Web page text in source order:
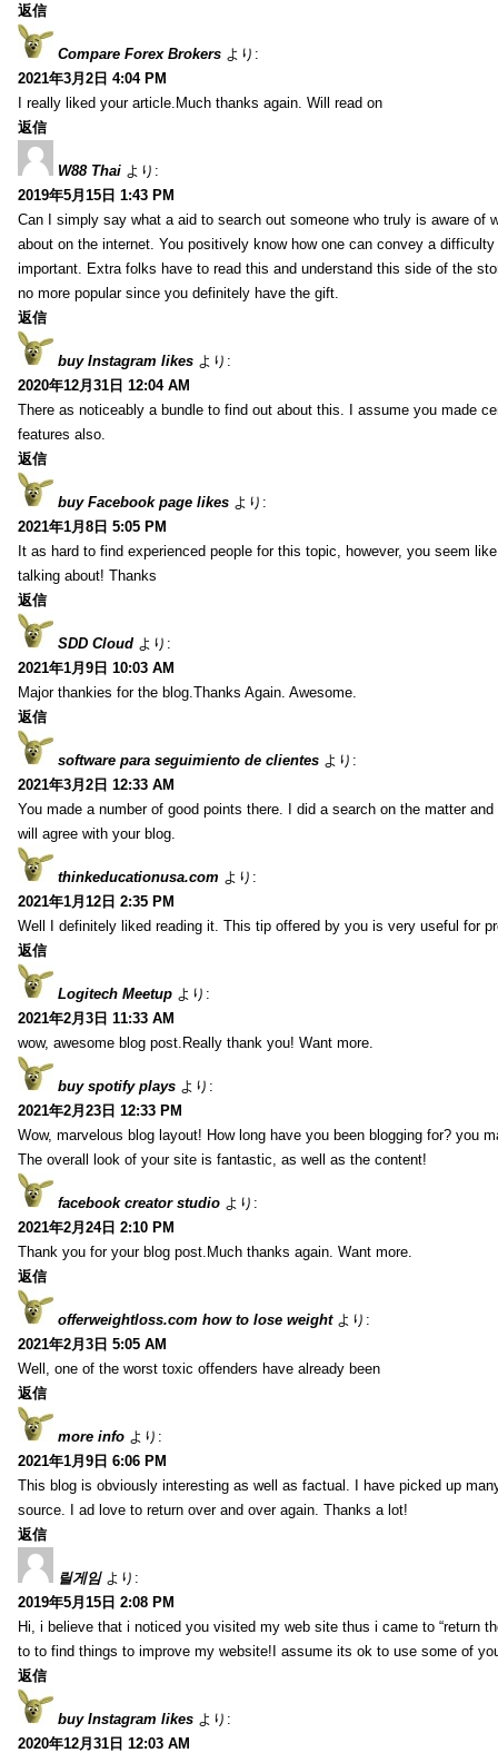
返信
Compare Forex Brokers より:
2021年3月2日 4:04 PM
I really liked your article.Much thanks again. Will read on
返信
W88 Thai より:
2019年5月15日 1:43 PM
Can I simply say what a aid to search out someone who truly is aware of
about on the internet. You positively know how one can convey a
important. Extra folks have to read this and understand this side of the
no more popular since you definitely have the gift.
返信
buy Instagram likes より:
2020年12月31日 12:04 AM
There as noticeably a bundle to find out about this. I assume you made
features also.
返信
buy Facebook page likes より:
2021年1月8日 5:05 PM
It as hard to find experienced people for this topic, however, you seem
talking about! Thanks
返信
SDD Cloud より:
2021年1月9日 10:03 AM
Major thankies for the blog.Thanks Again. Awesome.
返信
software para seguimiento de clientes より:
2021年3月2日 12:33 AM
You made a number of good points there. I did a search on the matter
will agree with your blog.
thinkeducationusa.com より:
2021年1月12日 2:35 PM
Well I definitely liked reading it. This tip offered by you is very useful for
返信
Logitech Meetup より:
2021年2月3日 11:33 AM
wow, awesome blog post.Really thank you! Want more.
buy spotify plays より:
2021年2月23日 12:33 PM
Wow, marvelous blog layout! How long have you been blogging for? you
The overall look of your site is fantastic, as well as the content!
facebook creator studio より:
2021年2月24日 2:10 PM
Thank you for your blog post.Much thanks again. Want more.
返信
offerweightloss.com how to lose weight より:
2021年2月3日 5:05 AM
Well, one of the worst toxic offenders have already been
返信
more info より:
2021年1月9日 6:06 PM
This blog is obviously interesting as well as factual. I have picked up
source. I ad love to return over and over again. Thanks a lot!
返信
릴게임 より:
2019年5月15日 2:08 PM
Hi, i believe that i noticed you visited my web site thus i came to “return
to to find things to improve my website!I assume its ok to use some of
返信
buy Instagram likes より:
2020年12月31日 12:03 AM